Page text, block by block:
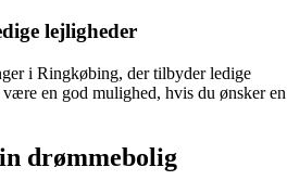
lejligheder
i Ringkøbing, der tilbyder ledige
en god mulighed, hvis du ønsker en
drømmebolig